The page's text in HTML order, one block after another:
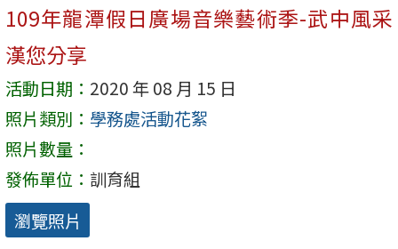
109年龍潭假日廣場音樂藝術季-武中風采
漢您分享
活動日期： 2020 年 08 月 15 日
照片類別： 學務處活動花絮
照片數量：
發佈單位： 訓育組
瀏覽照片